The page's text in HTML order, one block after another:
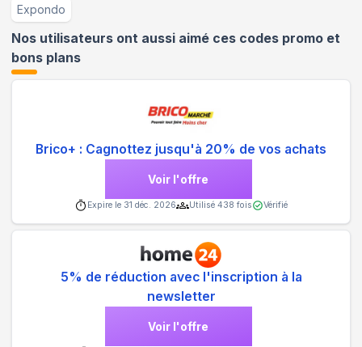
Expondo
Nos utilisateurs ont aussi aimé ces codes promo et
bons plans
Brico+ : Cagnottez jusqu'à 20% de vos achats
Voir l'offre
Expire le 31 déc. 2026 Utilisé 438 fois Vérifié
5% de réduction avec l'inscription à la
newsletter
Voir l'offre